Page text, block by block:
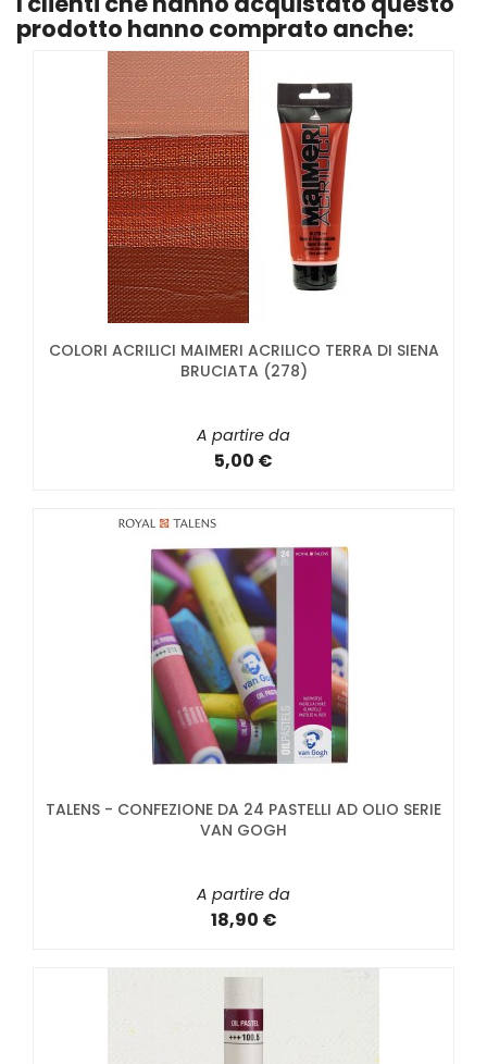
prodotto hanno comprato anche:
COLORI ACRILICI MAIMERI ACRILICO TERRA DI SIENA
BRUCIATA (278)
A partire da
5,00 €
TALENS - CONFEZIONE DA 24 PASTELLI AD OLIO SERIE
VAN GOGH
A partire da
18,90 €